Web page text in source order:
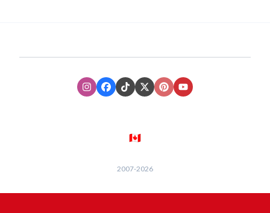
InstagramFacebook
TikTokXTwitter
PinterestYoutube
🇨🇦
2007-2026